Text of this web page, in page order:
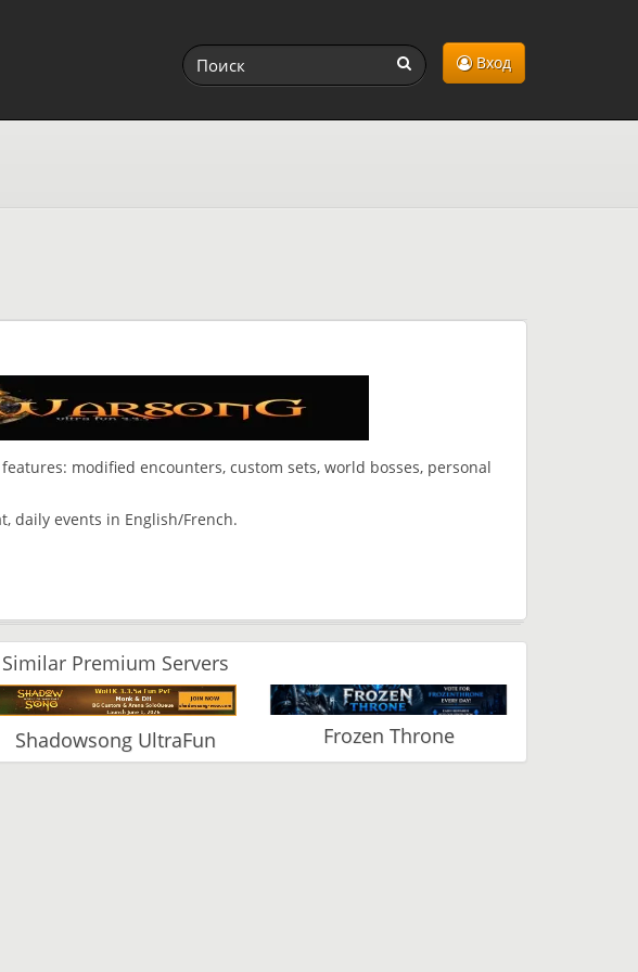
Вход
modified encounters, custom sets, world bosses, personal
daily events in English/French.
Similar Premium Servers
Shadowsong UltraFun Frozen Throne